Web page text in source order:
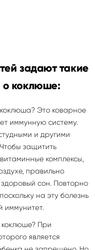
задают такие
о коклюше:
Это коварное
иммунную систему.
и другими
защитить
комплексы,
правильно
сон. Повторно
на эту болезнь
иммунитет.
При
является